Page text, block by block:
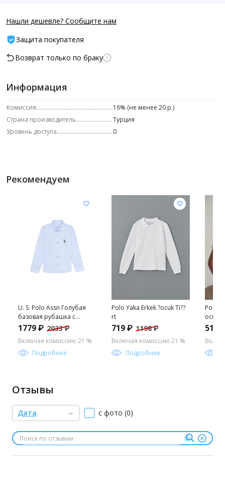
Нашли дешевле? Сообщите нам
Защита покупателя
Возврат только по браку
Информация
Комиссия
16% (не менее 20 р.)
Страна производитель
Турция
Уровень доступа
0
Рекомендуем
U. S. Polo Assn Голубая
базовая рубашка с
длинным рукавом для
1779 ₽ 2033 ₽
Включая комиссию 21 %
Подробнее
Polo Yaka Erkek ?ocuk Ti??
rt
719 ₽ 1198 ₽
Включая комиссию 21 %
Подробнее
Polo
ocuk
519
Отзывы
Дата с фото (0)